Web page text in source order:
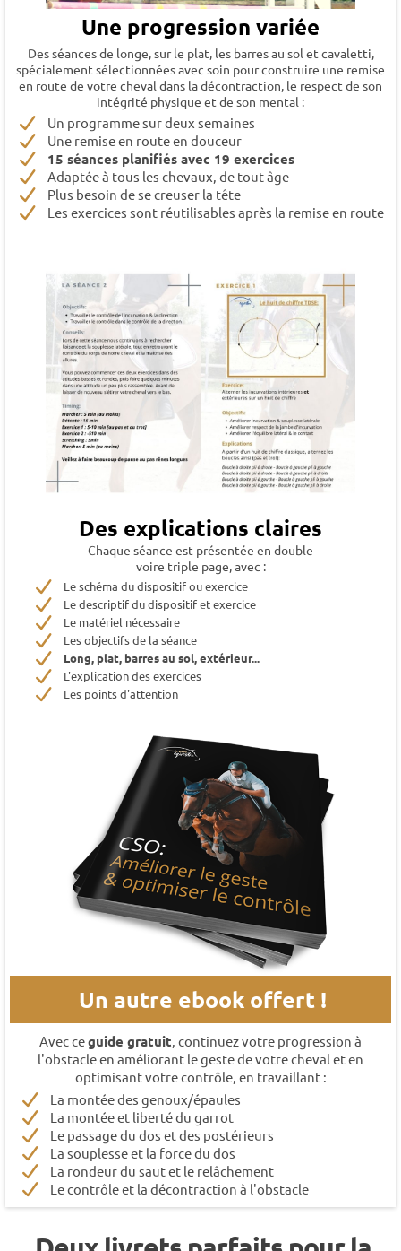
Une progression variée
Des séances de longe, sur le plat, les barres au sol et cavaletti,
spécialement sélectionnées avec soin pour construire une remise
en route de votre cheval dans la décontraction, le respect de son
intégrité physique et de son mental :
Un programme sur deux semaines
Une remise en route en douceur
15 séances planifiés avec 19 exercices
Adaptée à tous les chevaux, de tout âge
Plus besoin de se creuser la tête
Les exercices sont réutilisables après la remise en route
Des explications claires
Chaque séance est présentée en double
voire triple page, avec :
Le schéma du dispositif ou exercice
Le descriptif du dispositif et exercice
Le matériel nécessaire
Les objectifs de la séance
Long, plat, barres au sol, extérieur...
L'explication des exercices
Les points d'attention
Un autre ebook offert !
Avec ceguide gratuit, continuez votre progression à
l'obstacle en améliorant le geste de votre cheval et en
optimisant votre contrôle, en travaillant :
La montée des genoux/épaules
La montée et liberté du garrot
Le passage du dos et des postérieurs
La souplesse et la force du dos
La rondeur du saut et le relâchement
Le contrôle et la décontraction à l'obstacle